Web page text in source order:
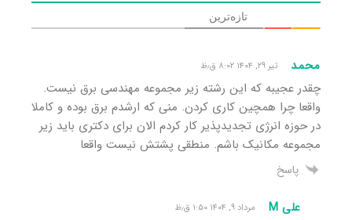
تازه‌ترین
محمد تیر ۲۹, ۱۴۰۴ ۸:۰۲ ق٫ظ
چقدر عجیبه که این رشته زیر مجموعه مهندسی برق نیست.
واقعا چرا همچین کاری کردن. منی که ارشدم برق بوده و کاملا
در حوزه انرژی تجدیدپذیر کار کردم الان برای دکتری باید زیر
مجموعه مکانیک باشم. منطقی پشتش نیست واقعا
پاسخ
علی M مرداد ۹, ۱۴۰۴ ۱:۵۰ ق٫ظ